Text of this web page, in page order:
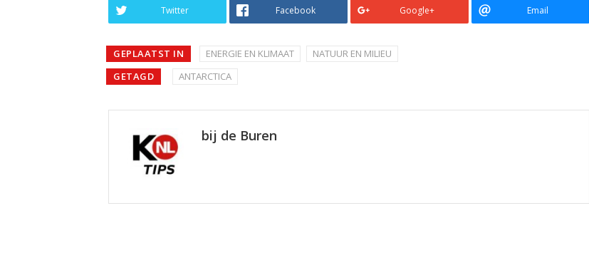
Twitter Facebook Google+ Email
GEPLAATST IN ENERGIE EN KLIMAAT
NATUUR EN MILIEU
GETAGD
ANTARCTICA
bij de Buren